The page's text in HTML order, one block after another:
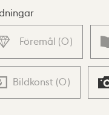
Föremål (0)
Bildkonst (0)